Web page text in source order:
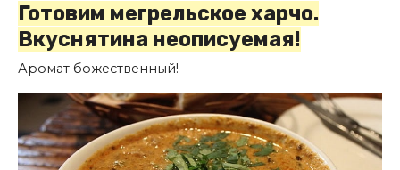
Готовим мегрельское харчо.
Вкуснятина неописуемая!
Аромат божественный!